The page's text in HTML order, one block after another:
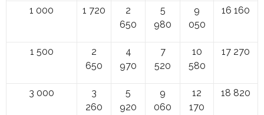
1 000 1 720
2
650
5
980
9
050
16 160
1 500
2
650
4
970
7
520
10
580
17 270
3 000
3
260
5
920
9
060
12
170
18 820